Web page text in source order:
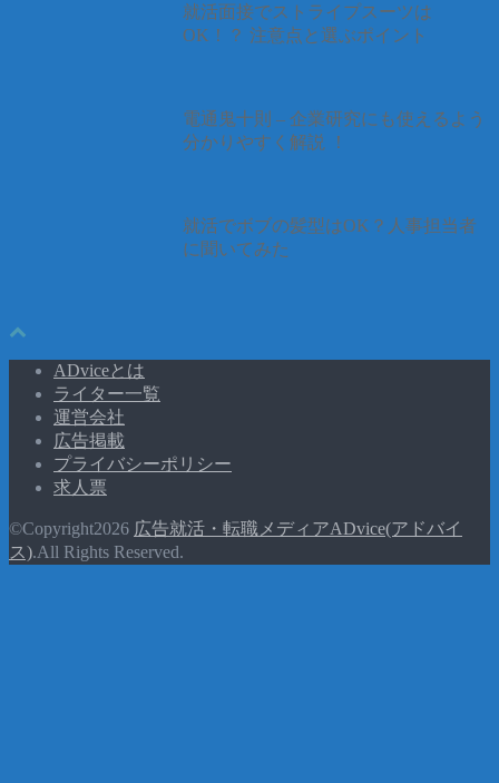
就活面接でストライプスーツは
OK！？ 注意点と選ぶポイント
電通鬼十則 – 企業研究にも使えるよう
分かりやすく解説 ！
就活でボブの髪型はOK？人事担当者
に聞いてみた
ADviceとは
ライター一覧
運営会社
広告掲載
プライバシーポリシー
求人票
©Copyright2026 広告就活・転職メディアADvice(アドバイ
ス).All Rights Reserved.